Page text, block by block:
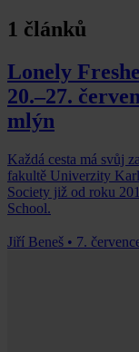
1 článků
Lonely
20.–27.
mlýn
Každá cesta má svůj
fakultě Univerzity
Society již od roku
School.
Jiří Beneš • 7.